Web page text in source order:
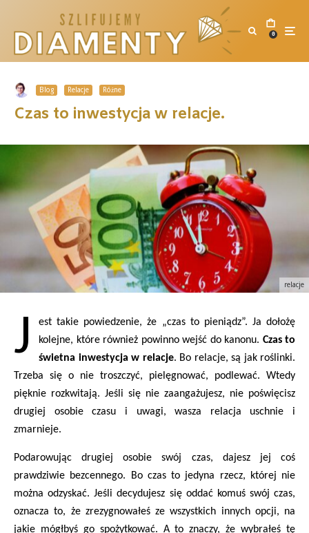
0
Blog Relacje Różne
Czas to inwestycja w relacje.
relacje
J
est takie powiedzenie, że „czas to pieniądz”. Ja dołożę
kolejne, które również powinno wejść do kanonu. Czas to
świetna inwestycja w relacje. Bo relacje, są jak roślinki.
Trzeba się o nie troszczyć, pielęgnować, podlewać. Wtedy
pięknie rozkwitają. Jeśli się nie zaangażujesz, nie poświęcisz
drugiej osobie czasu i uwagi, wasza relacja uschnie i
zmarnieje.
Podarowując drugiej osobie swój czas, dajesz jej coś
prawdziwie bezcennego. Bo czas to jedyna rzecz, której nie
można odzyskać. Jeśli decydujesz się oddać komuś swój czas,
oznacza to, że zrezygnowałeś ze wszystkich innych opcji, na
jakie mógłbyś go spożytkować. A to znaczy, że wybrałeś tę